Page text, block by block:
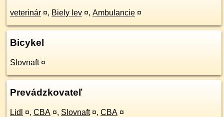
veterinár ¤, Biely lev ¤, Ambulancie ¤
Bicykel
Slovnaft ¤
Prevádzkovateľ
Lidl ¤, CBA ¤, Slovnaft ¤, CBA ¤